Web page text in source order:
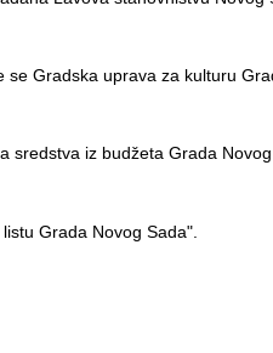
Gradska uprava za kulturu
sredstva iz budžeta Grada
Grada Novog Sada".